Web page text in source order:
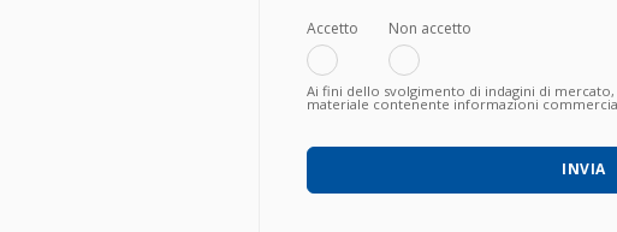
ulteriori operazioni, il sottoscritto:
Accetto Non accetto
Ai fini dello svolgimento di indagini di
materiale contenente informazioni
acquisiti o di nuova proposta, in qualsiasi
network, sms, whastapp ecc.), il sottoscritto:
INVIA